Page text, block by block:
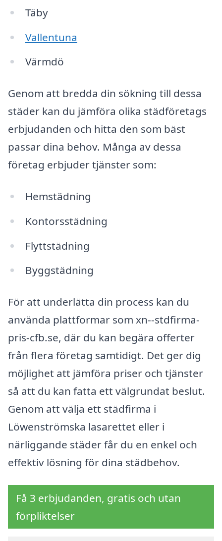
Täby
Vallentuna
Värmdö
Genom att bredda din sökning till dessa
städer kan du jämföra olika städföretags
erbjudanden och hitta den som bäst
passar dina behov. Många av dessa
företag erbjuder tjänster som:
Hemstädning
Kontorsstädning
Flyttstädning
Byggstädning
För att underlätta din process kan du
använda plattformar som xn--stdfirma-
pris-cfb.se, där du kan begära offerter
från flera företag samtidigt. Det ger dig
möjlighet att jämföra priser och tjänster
så att du kan fatta ett välgrundat beslut.
Genom att välja ett städfirma i
Löwenströmska lasarettet eller i
närliggande städer får du en enkel och
effektiv lösning för dina städbehov.
Få 3 erbjudanden, gratis och utan
förpliktelser